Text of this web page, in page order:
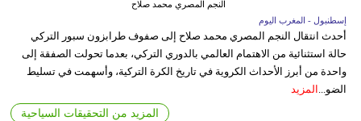
النجم المصري محمد صلاح
إسطنبول - المغرب اليوم
أحدث انتقال النجم المصري محمد صلاح إلى صفوف طرابزون سبور التركي
حالة استثنائية من الاهتمام العالمي بالدوري التركي، بعدما تحولت الصفقة إلى
واحدة من أبرز الأحداث الكروية في تاريخ الكرة التركية، وأسهمت في تسليط
الضو...
المزيد
المزيد من التحقيقات السياحية